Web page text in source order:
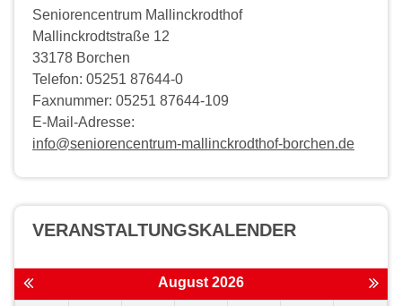
Seniorencentrum Mallinckrodthof
Mallinckrodtstraße 12
33178 Borchen
Telefon: 05251 87644-0
Faxnummer: 05251 87644-109
E-Mail-Adresse:
info@seniorencentrum-mallinckrodthof-borchen.de
VERANSTALTUNGS­KALENDER
August 2026